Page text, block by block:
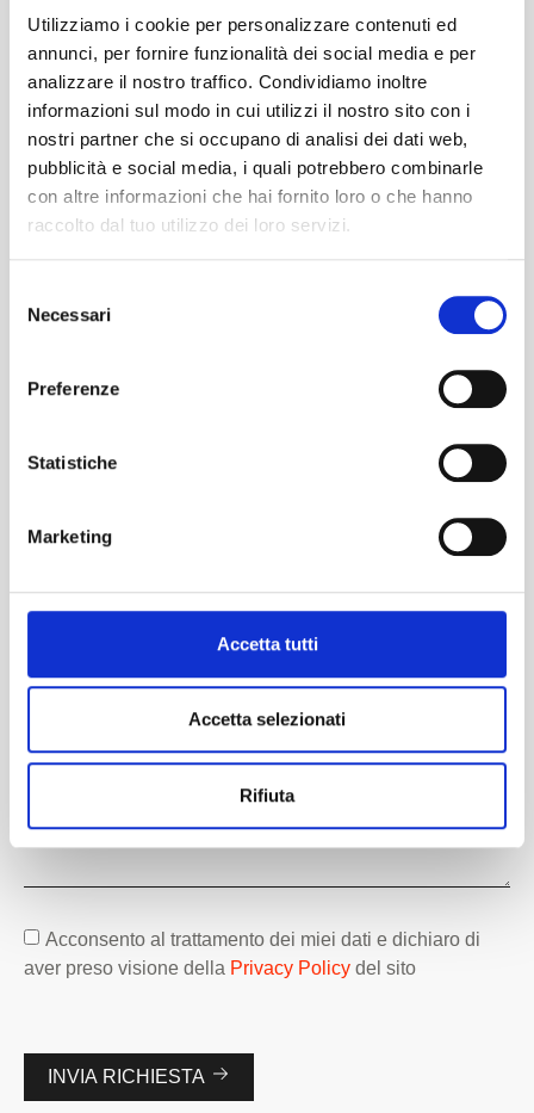
Utilizziamo i cookie per personalizzare contenuti ed
annunci, per fornire funzionalità dei social media e per
analizzare il nostro traffico. Condividiamo inoltre
informazioni sul modo in cui utilizzi il nostro sito con i
nostri partner che si occupano di analisi dei dati web,
pubblicità e social media, i quali potrebbero combinarle
con altre informazioni che hai fornito loro o che hanno
raccolto dal tuo utilizzo dei loro servizi.
delNecessari
Preferenze
Statistiche
Marketing
Accetta tutti
Accetta selezionati
Rifiuta
SCEGLI I PROFESSIONISTI PER LA TUA CASA
Richiedi il tuo preventivo e
il sopralluogo gratuito.
393 220 6810
Contattaci al numero di telefono o compila il form per
richiedere informazioni, verrai ricontattato da un nostro
esperto in meno di 24h per scoprire le migliori soluzioni
Acconsento al trattamento dei miei dati e dichiaro di
aver preso visione della Privacy Policy del sito
INVIA RICHIESTA